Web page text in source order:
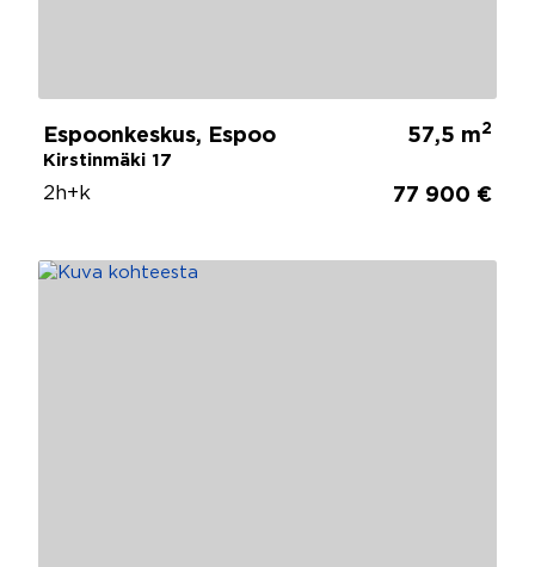
Espoonkeskus, Espoo
Kirstinmäki 17
57,5 m2
2h+k 77 900 €